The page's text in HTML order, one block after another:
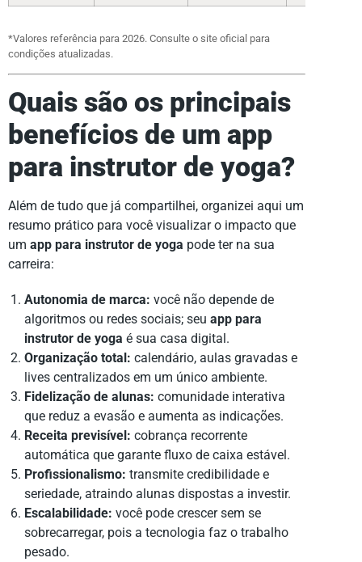
*Valores referência para 2026. Consulte o site oficial para
condições atualizadas.
Quais são os principais
benefícios de um app
para instrutor de yoga?
Além de tudo que já compartilhei, organizei aqui um
resumo prático para você visualizar o impacto que
um app para instrutor de yoga pode ter na sua
carreira:
Autonomia de marca: você não depende de
algoritmos ou redes sociais; seu app para
instrutor de yoga é sua casa digital.
Organização total: calendário, aulas gravadas e
lives centralizados em um único ambiente.
Fidelização de alunas: comunidade interativa
que reduz a evasão e aumenta as indicações.
Receita previsível: cobrança recorrente
automática que garante fluxo de caixa estável.
Profissionalismo: transmite credibilidade e
seriedade, atraindo alunas dispostas a investir.
Escalabilidade: você pode crescer sem se
sobrecarregar, pois a tecnologia faz o trabalho
pesado.